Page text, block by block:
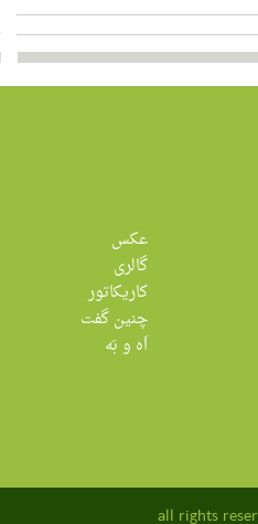
عکس
گالری
کاریکاتور
چنین گفت
اَه و بَه